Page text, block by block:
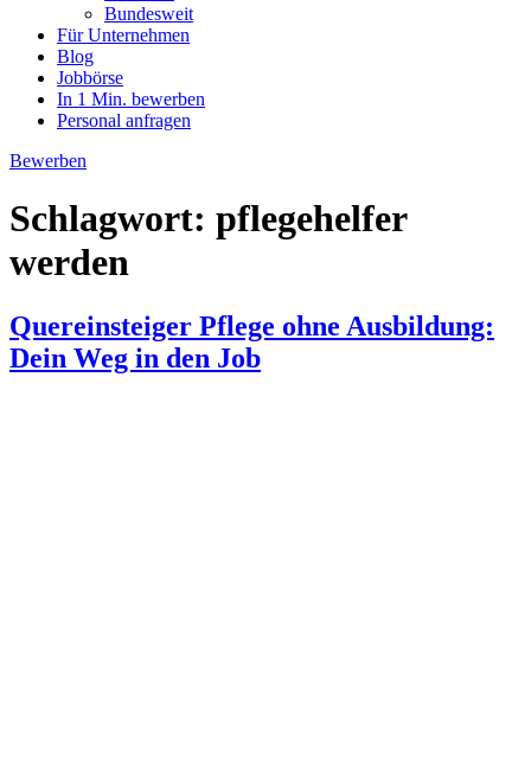
Bundesweit
Für Unternehmen
Blog
Jobbörse
In 1 Min. bewerben
Personal anfragen
Bewerben
Schlagwort: pflegehelfer
werden
Quereinsteiger Pflege ohne Ausbildung:
Dein Weg in den Job